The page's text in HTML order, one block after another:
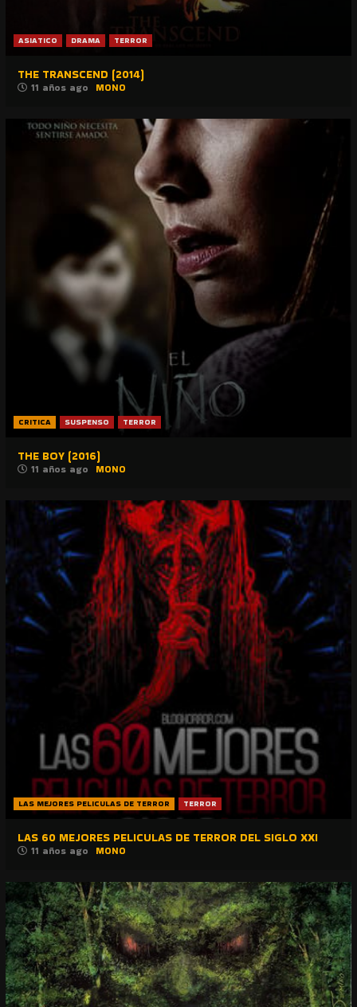
ASIATICO DRAMA TERROR
THE TRANSCEND (2014)
11 años ago MONO
CRITICA SUSPENSO TERROR
THE BOY (2016)
11 años ago MONO
LAS MEJORES PELICULAS DE TERROR TERROR
LAS 60 MEJORES PELICULAS DE TERROR DEL SIGLO XXI
11 años ago MONO